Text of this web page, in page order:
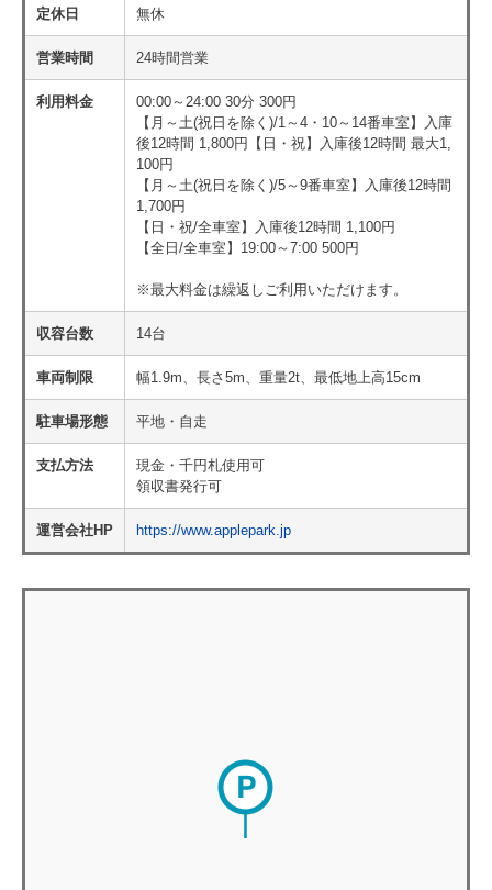
定休日 無休
営業時間 24時間営業
利用料金
00:00～24:00 30分 300円
【月～土(祝日を除く)/1～4・10～14番車室】入庫
後12時間 1,800円【日・祝】入庫後12時間 最大1,
100円
【月～土(祝日を除く)/5～9番車室】入庫後12時間
1,700円
【日・祝/全車室】入庫後12時間 1,100円
【全日/全車室】19:00～7:00 500円
※最大料金は繰返しご利用いただけます。
収容台数 14台
車両制限 幅1.9m、長さ5m、重量2t、最低地上高15cm
駐車場形態 平地・自走
支払方法
現金・千円札使用可
領収書発行可
運営会社HP https://www.applepark.jp